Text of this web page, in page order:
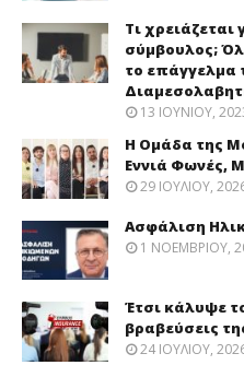
Τι χρειάζεται
σύμβουλος;
το επάγγελμα
13 ΙΟΥΝΊΟΥ,
Η Ομάδα της
Εννιά Φωνές,
29 ΙΟΥΛΊΟΥ,
Ασφάλιση
1 ΝΟΕΜΒΡΊΟΥ,
Έτσι κάλυψε
βραβεύσεις
24 ΙΟΥΛΊΟΥ,